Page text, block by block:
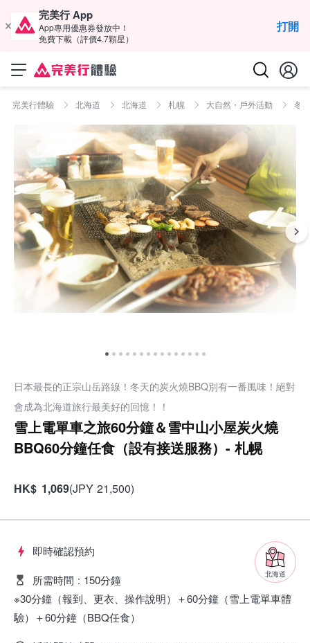
完美行 App
App專用優惠券發放中！
免費下載（評價4.7顆星）
打開
完美行體驗 北海道 北海道 札幌 大自然・戶外活動 冬
日本最長的正宗山岳路線！冬天的炭火燒BBQ別有一番風味！絕對
會成為北海道旅行最美好的回憶！！
雪上電單車之旅60分鐘＆雪中山小屋炭火燒
BBQ60分鐘任食（設有接送服務）- 札幌
HK$ 1,069(JPY 21,500)
北海道
即時確認預約
所需時間 : 150分鐘
※30分鐘（報到、更衣、操作說明）＋60分鐘（雪上電單車體
驗）＋60分鐘（BBQ任食）